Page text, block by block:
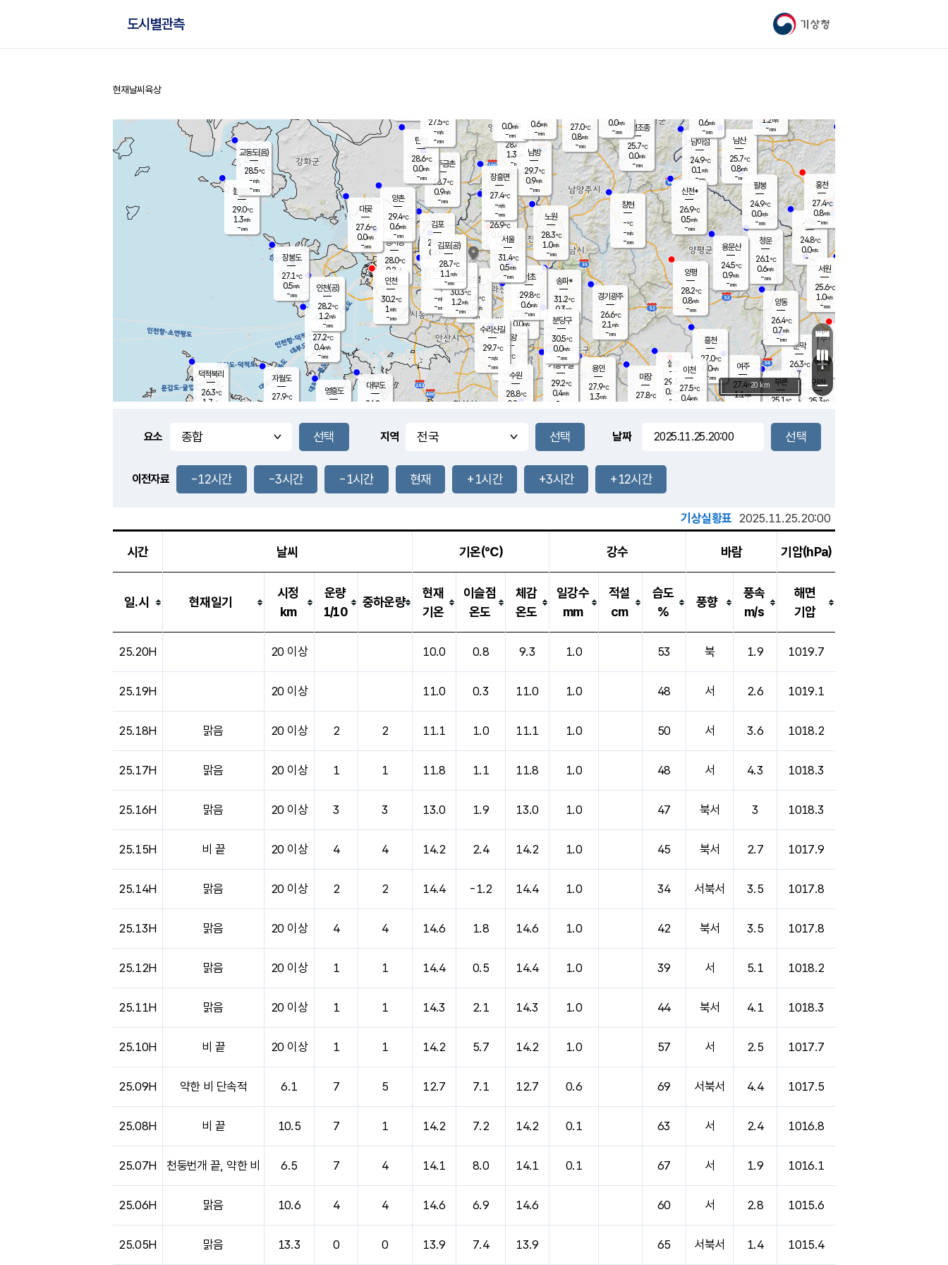
기상청
도시별관측
홈
현재날씨 육상
풍도
0.1m/s
문막
26.3℃
0.7m/s
mm
남이섬
24.9℃
0.1 m/s
-mm
무의도
27.2℃
0.4m/s
-mm
영흥도
볼음도
29.0℃
1.3m/s
-mm
자월도
27.9℃
양주
28.6℃
1.3
-mm
부론
25.1 ℃
과천
27.6℃
0.0m/s
- mm
남산
25.7℃
0.8m/s
-mm
장봉도
27.1℃
0.5m/s
-mm
-mm
청운
26.1℃
0.6m/s
-mm
팔봉
24.9℃
0.0m/s
-mm
-mm
용인
27.9℃
1.3m/s
여주
27.4℃
1.1m/s
양동
26.4℃
0.7m/s
-mm
경기광주
26.6℃
2.1 m/s
-mm
장호원
0.6m/s
-mm
26.7
℃
대부도
26.8
-
경서동
28.0℃
0.2 m/s
-mm
파주금촌
28.7℃
0.9m/s
-mm
가평조종
25.7℃
0.0m/s
-mm
27.0℃
0.8m/s
-mm
대곶
27.6℃
0.0m/s
-mm
신천*
26.9℃
0.5m/s
-mm
창현
-℃
-m/s
-mm
탄현
28.6℃
0.0m/s
-mm
0.0m/s
-mm
30.1℃
1.2m/s
-mm
흥천
27.0℃
0.0m/s
-mm
마장
27.8℃
의왕
- ℃
m/s
mm
김포
29.2℃
0.0 m/s
mm
설봉
29.3
0.5 m/s
- mm
광명
31.8 ℃
1.0 m/s
-mm
부천
-℃
-m/s
-mm
-mm
양촌
29.4℃
0.6m/s
-mm
구로
30.3℃
1.2m/s
-mm
은평
26.9℃
0.6 m/s
- mm
노원
28.3℃
1.0m/s
-mm
송파*
31.2℃
0.3m/s
-mm
서초
29.8℃
0.6m/s
-mm
남방
29.7℃
0.9m/s
-mm
기흥구갈
29.2℃
0.4m/s
-
수리산길
29.7℃
-m/s
-mm
분당구
30.5℃
0.0m/s
-mm
장흥면
27.4℃
-m/s
-mm
0.0m/s
-mm
시동
24.8℃
0.0m/s
- mm
귀래
25.3℃
서원
25.6℃
1.0m/s
-mm
용문산
24.5℃
0.9m/s
-mm
덕적북리
26.3℃
1.7 m/s
인천(공)
28.2℃
1.2m/s
-mm
김포(공)
28.7℃
1.1 m/s
-mm
교동도(음)
28.5℃
-m/s
-mm
홍천
27.4℃
0.8m/s
-mm
이천
27.5℃
0.4m/s
양평
28.2℃
0.8m/s
-mm
수원
28.8℃
0.8 m/s
인천
30.2℃
1 m/s
-mm
서울
31.4℃
0.5m/s
-mm
1.2m/s
-mm
27.5℃
-m/s
-mm
0.6m/s
-mm
+
−
20 km
요소 지역 날짜
이전자료 -12시간 -3시간 -1시간 현재 +1시간 +3시간 +12시간
기상실황표 2025.11.25.20:00
시간 날씨 기온(℃) 강수 바람 기압(hPa)
일.시 현재일기
시정
km
운량
1/10
중하운량
현재
기온
이슬점
온도
체감
온도
일강수
mm
적설
cm
습도
%
풍향
풍속
m/s
해면
기압
25.20H 20 이상 10.0 0.8 9.3 1.0 53 북 1.9 1019.7
25.19H 20 이상 11.0 0.3 11.0 1.0 48 서 2.6 1019.1
25.18H 맑음 20 이상 2 2 11.1 1.0 11.1 1.0 50 서 3.6 1018.2
25.17H 맑음 20 이상 1 1 11.8 1.1 11.8 1.0 48 서 4.3 1018.3
25.16H 맑음 20 이상 3 3 13.0 1.9 13.0 1.0 47 북서 3 1018.3
25.15H 비 끝 20 이상 4 4 14.2 2.4 14.2 1.0 45 북서 2.7 1017.9
25.14H 맑음 20 이상 2 2 14.4 -1.2 14.4 1.0 34 서북서 3.5 1017.8
25.13H 맑음 20 이상 4 4 14.6 1.8 14.6 1.0 42 북서 3.5 1017.8
25.12H 맑음 20 이상 1 1 14.4 0.5 14.4 1.0 39 서 5.1 1018.2
25.11H 맑음 20 이상 1 1 14.3 2.1 14.3 1.0 44 북서 4.1 1018.3
25.10H 비 끝 20 이상 1 1 14.2 5.7 14.2 1.0 57 서 2.5 1017.7
25.09H 약한 비 단속적 6.1 7 5 12.7 7.1 12.7 0.6 69 서북서 4.4 1017.5
25.08H 비 끝 10.5 7 1 14.2 7.2 14.2 0.1 63 서 2.4 1016.8
25.07H 천둥번개 끝, 약한 비 6.5 7 4 14.1 8.0 14.1 0.1 67 서 1.9 1016.1
25.06H 맑음 10.6 4 4 14.6 6.9 14.6 60 서 2.8 1015.6
25.05H 맑음 13.3 0 0 13.9 7.4 13.9 65 서북서 1.4 1015.4